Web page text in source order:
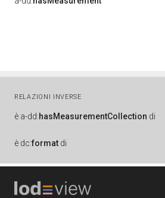
RELAZIONI INVERSE
è a-dd:hasMeasurementCollection di
è dc:format di